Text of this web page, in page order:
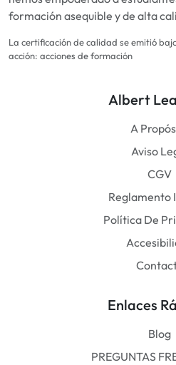
formación asequible y de alta
La certificación de calidad se emitió
acción: acciones de formación
Albert
A
Aviso
CGV
Reglamento
Política De
Enlaces
Blog
PREGUNTAS